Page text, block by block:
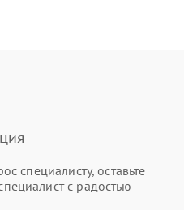
специалисту, оставьте
с радостью